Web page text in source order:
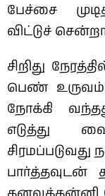
பேச்சை
விட்டுச்
சிறிது
பெண் உருவம்
நோக்கி
எடுத்து